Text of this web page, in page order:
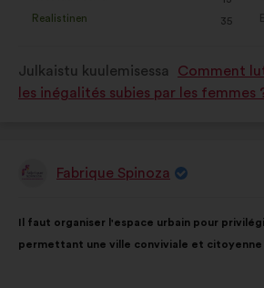
seuraavasti:
Realistinen
: 35
kertaa :
Julkaistu kuulemisessa
Comment
les inégalités subies par les femmes
EhdotusFabrique Spinoza
sisältö:
Il faut organiser l'espace urbain pour
permettant une ville conviviale et citoyenne
jakautuminen: